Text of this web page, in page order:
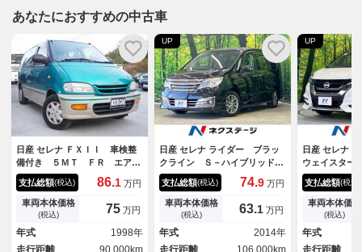
あなたにおすすめの中古車
日産 セレナ ＦＸＩＩ 車検整
備付き ５ＭＴ ＦＲ エアコ
ン ＳＲ２０ＤＥエンジン
支払総額(税込) 86.1 万円
車両本体価格
(税込) 75 万円
年式
1998年
走行距離
90,000km
UP
日産 セレナ ライダー ブラッ
クライン Ｓ－ハイブリッド
両側電動スライド 純正８型ナ
ビ フリップダウン バックカ
メラ エマージェンシーブレー
キ 禁煙車 前後ドラレコ レ
ーンキープ スマートキー Ｌ
ＥＤヘッド ＥＴＣ クルコ
支払総額(税込) 74.9 万円
車両本体価格
(税込) 63.1 万円
年式
2014年
走行距離
106,000km
UP
日産 セレナ
ウェイスター
ア 純正９型
置 プロパイ
シートヒー
ー 前後ドラ
サー スマー
ッド ＥＴＣ
支払総額(税込)
車両本体価格
(税込)
年式
走行距離